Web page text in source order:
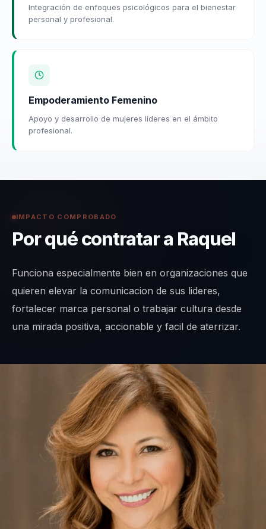
Integración de enfoques psicológicos para el bienestar
personal y profesional.
Empoderamiento Femenino
Apoyo y desarrollo de mujeres líderes en el ámbito
profesional.
IMPACTO COMPROBADO
Por qué contratar a Raquel
Funciona especialmente bien en organizaciones que
quieren elevar la comunicacion de sus lideres,
fortalecer marca personal o trabajar cultura desde
una mirada positiva, accionable y facil de aterrizar.